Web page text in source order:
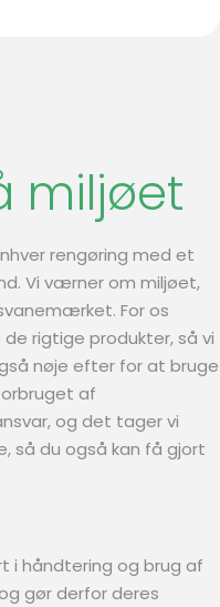
miljøet
rengøring med et
Vi værner om miljøet,
For os
rigtige produkter, så vi
nøje efter for at bruge
af
og det tager vi
så du også kan få gjort
i håndtering og brug af
gør derfor deres